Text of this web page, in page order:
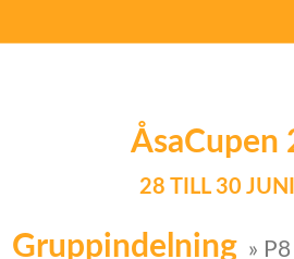
ÅsaCupen
28 TILL 30
Gruppindelning »